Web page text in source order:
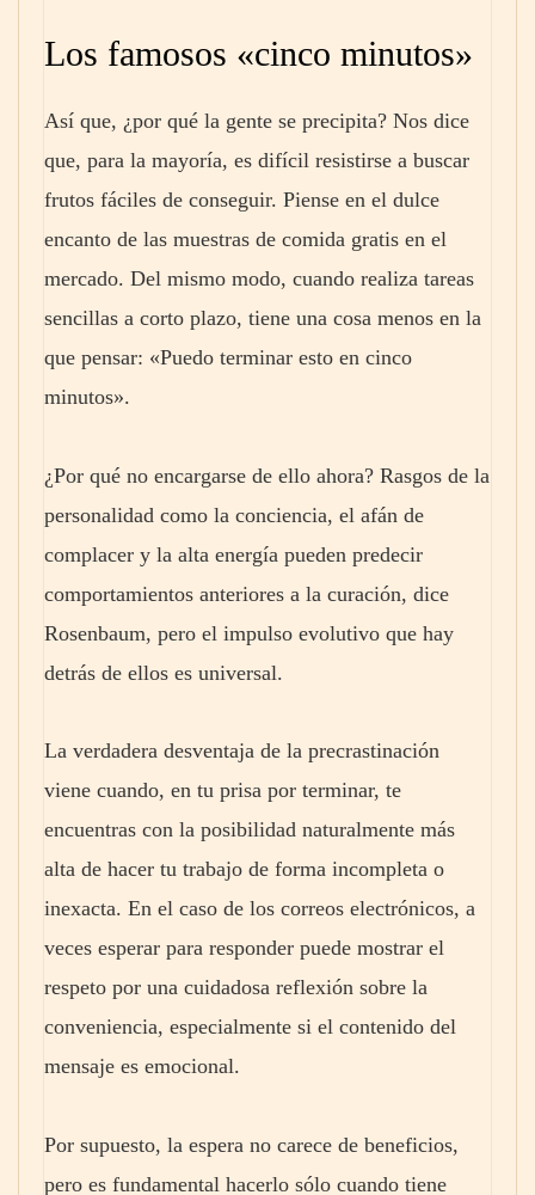
Los famosos «cinco minutos»
Así que, ¿por qué la gente se precipita? Nos dice
que, para la mayoría, es difícil resistirse a buscar
frutos fáciles de conseguir. Piense en el dulce
encanto de las muestras de comida gratis en el
mercado. Del mismo modo, cuando realiza tareas
sencillas a corto plazo, tiene una cosa menos en la
que pensar: «Puedo terminar esto en cinco
minutos».
¿Por qué no encargarse de ello ahora? Rasgos de la
personalidad como la conciencia, el afán de
complacer y la alta energía pueden predecir
comportamientos anteriores a la curación, dice
Rosenbaum, pero el impulso evolutivo que hay
detrás de ellos es universal.
La verdadera desventaja de la precrastinación
viene cuando, en tu prisa por terminar, te
encuentras con la posibilidad naturalmente más
alta de hacer tu trabajo de forma incompleta o
inexacta. En el caso de los correos electrónicos, a
veces esperar para responder puede mostrar el
respeto por una cuidadosa reflexión sobre la
conveniencia, especialmente si el contenido del
mensaje es emocional.
Por supuesto, la espera no carece de beneficios,
pero es fundamental hacerlo sólo cuando tiene